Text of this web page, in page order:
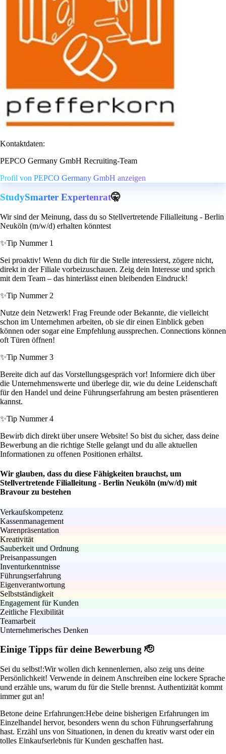
Kontaktdaten:
PEPCO Germany GmbH Recruiting-Team
Profil von PEPCO Germany GmbH anzeigen
StudySmarter Expertenrat🤫
Wir sind der Meinung, dass du so Stellvertretende Filialleitung - Berlin
Neuköln (m/w/d) erhalten könntest
✨Tip Nummer 1
Sei proaktiv! Wenn du dich für die Stelle interessierst, zögere nicht,
direkt in der Filiale vorbeizuschauen. Zeig dein Interesse und sprich
mit dem Team – das hinterlässt einen bleibenden Eindruck!
✨Tip Nummer 2
Nutze dein Netzwerk! Frag Freunde oder Bekannte, die vielleicht
schon im Unternehmen arbeiten, ob sie dir einen Einblick geben
können oder sogar eine Empfehlung aussprechen. Connections können
oft Türen öffnen!
✨Tip Nummer 3
Bereite dich auf das Vorstellungsgespräch vor! Informiere dich über
die Unternehmenswerte und überlege dir, wie du deine Leidenschaft
für den Handel und deine Führungserfahrung am besten präsentieren
kannst.
✨Tip Nummer 4
Bewirb dich direkt über unsere Website! So bist du sicher, dass deine
Bewerbung an die richtige Stelle gelangt und du alle aktuellen
Informationen zu offenen Positionen erhältst.
Wir glauben, dass du diese Fähigkeiten brauchst, um
Stellvertretende Filialleitung - Berlin Neuköln (m/w/d) mit
Bravour zu bestehen
Verkaufskompetenz
Kassenmanagement
Warenpräsentation
Kreativität
Sauberkeit und Ordnung
Preisanpassungen
Inventurkenntnisse
Führungserfahrung
Eigenverantwortung
Selbstständigkeit
Engagement für Kunden
Zeitliche Flexibilität
Teamarbeit
Unternehmerisches Denken
Einige Tipps für deine Bewerbung 🫡
Sei du selbst!:Wir wollen dich kennenlernen, also zeig uns deine
Persönlichkeit! Verwende in deinem Anschreiben eine lockere Sprache
und erzähle uns, warum du für die Stelle brennst. Authentizität kommt
immer gut an!
Betone deine Erfahrungen:Hebe deine bisherigen Erfahrungen im
Einzelhandel hervor, besonders wenn du schon Führungserfahrung
hast. Erzähl uns von Situationen, in denen du kreativ warst oder ein
tolles Einkaufserlebnis für Kunden geschaffen hast.